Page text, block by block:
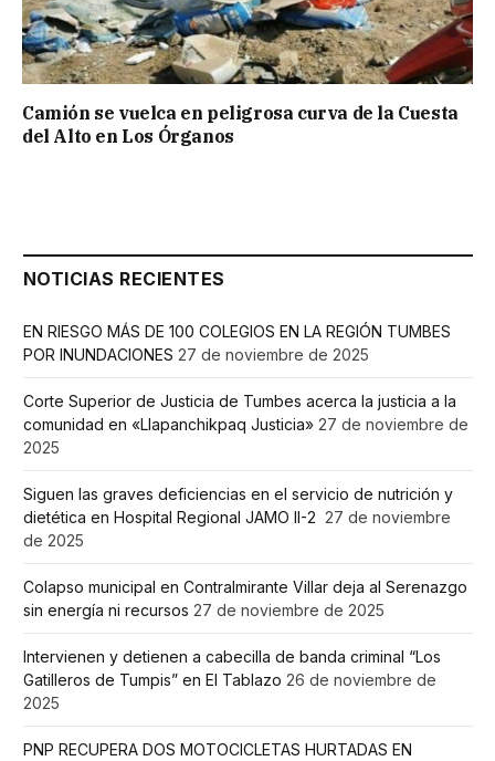
Camión se vuelca en peligrosa curva de la Cuesta
del Alto en Los Órganos
NOTICIAS RECIENTES
EN RIESGO MÁS DE 100 COLEGIOS EN LA REGIÓN TUMBES
POR INUNDACIONES 27 de noviembre de 2025
Corte Superior de Justicia de Tumbes acerca la justicia a la
comunidad en «Llapanchikpaq Justicia» 27 de noviembre de
2025
Siguen las graves deficiencias en el servicio de nutrición y
dietética en Hospital Regional JAMO II-2 27 de noviembre
de 2025
Colapso municipal en Contralmirante Villar deja al Serenazgo
sin energía ni recursos 27 de noviembre de 2025
Intervienen y detienen a cabecilla de banda criminal “Los
Gatilleros de Tumpis” en El Tablazo 26 de noviembre de
2025
PNP RECUPERA DOS MOTOCICLETAS HURTADAS EN